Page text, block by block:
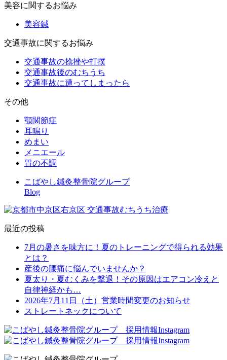
美容に関するお悩み
美容鍼
交通事故に関するお悩み
交通事故の捻挫や打撲
交通事故後のむちうち
交通事故に遭ってしまったら
その他
顎関節症
耳鳴り
めまい
メニエール
胃の不調
こばやし鍼灸整骨院グループ
Blog
最近の投稿
7月の暑さを味方に！夏のトレーニングで得られる効果
とは？
産後の腰痛に悩んでいませんか？
夏太り・夏むくみを撃退！その原因はエアコン冷えと
自律神経かも…
2026年7月11日（土）営業時間変更のお知らせ
ストレートネックについて